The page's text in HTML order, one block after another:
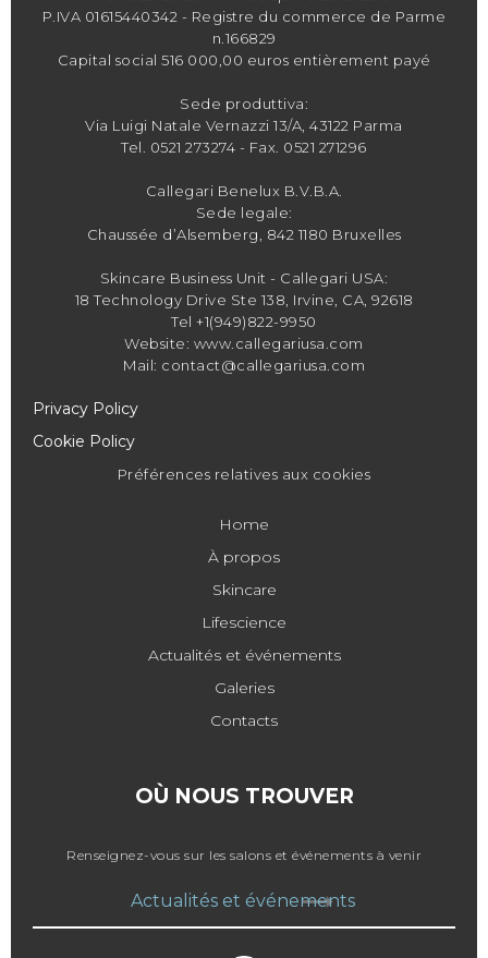
P.IVA 01615440342 - Registre du commerce de Parme
n.166829
Capital social 516 000,00 euros entièrement payé
Sede produttiva:
Via Luigi Natale Vernazzi 13/A, 43122 Parma
Tel. 0521 273274 - Fax. 0521 271296
Callegari Benelux B.V.B.A.
Sede legale:
Chaussée d’Alsemberg, 842 1180 Bruxelles
Skincare Business Unit - Callegari USA:
18 Technology Drive Ste 138, Irvine, CA, 92618
Tel +1(949)822-9950
Website: www.callegariusa.com
Mail: contact@callegariusa.com
Privacy Policy
Cookie Policy
Préférences relatives aux cookies
Home
À propos
Skincare
Lifescience
Actualités et événements
Galeries
Contacts
OÙ NOUS TROUVER
Renseignez-vous sur les salons et événements à venir
Actualités et événements